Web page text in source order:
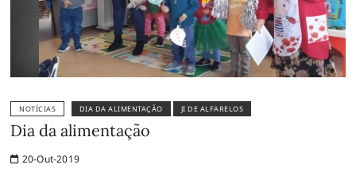
NOTÍCIAS DIA DA ALIMENTAÇÃO JI DE ALFARELOS
Dia da alimentação
20-Out-2019